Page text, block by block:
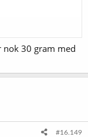
nok 30 gram med
#16.149